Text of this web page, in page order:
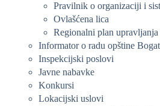
Pravilnik o organizaciji i
Ovlašćena lica
Regionalni plan upravljanja
Informator o radu opštine
Inspekcijski poslovi
Javne nabavke
Konkursi
Lokacijski uslovi